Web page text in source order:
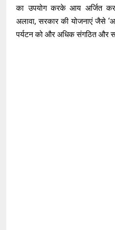
का उपयोग करके आय अर्जित
अलावा, सरकार की योजनाएं जैसे
पर्यटन को और अधिक संगठित और